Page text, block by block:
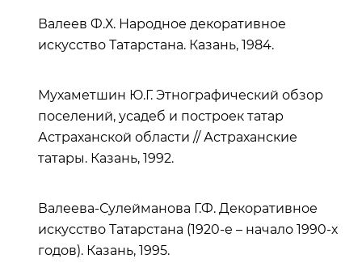
Валеев Ф.Х. Народное декоративное
искусство Татарстана. Казань, 1984.
Мухаметшин Ю.Г. Этнографический обзор
поселений, усадеб и построек татар
Астраханской области // Астраханские
татары. Казань, 1992.
Валеева-Сулейманова Г.Ф. Декоративное
искусство Татарстана (1920-е – начало 1990-х
годов). Казань, 1995.